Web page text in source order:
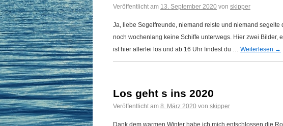
Veröffentlicht am 13. September 2020 von skipper
Ja, liebe Segelfreunde, niemand reiste und niemand
noch wochenlang keine Schiffe unterwegs. Hier zwei Bilder,
ist hier allerlei los und ab 16 Uhr findest du … Weiterlesen →
Los geht s ins 2020
Veröffentlicht am 8. März 2020 von skipper
Dank dem warmen Winter habe ich mich entschlossen die